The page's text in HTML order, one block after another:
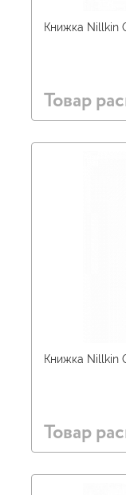
Книжка Nillkin
Товар
Книжка Nillkin
Товар